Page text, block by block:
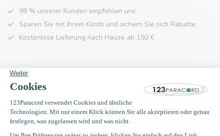
98 % unserer Kunden empfehlen uns
Sparen Sie mit Ihrem Konto und sichern Sie sich Rabatte.
Kostenlose Lieferung nach Hause ab 150 €
Produktbeschreibung